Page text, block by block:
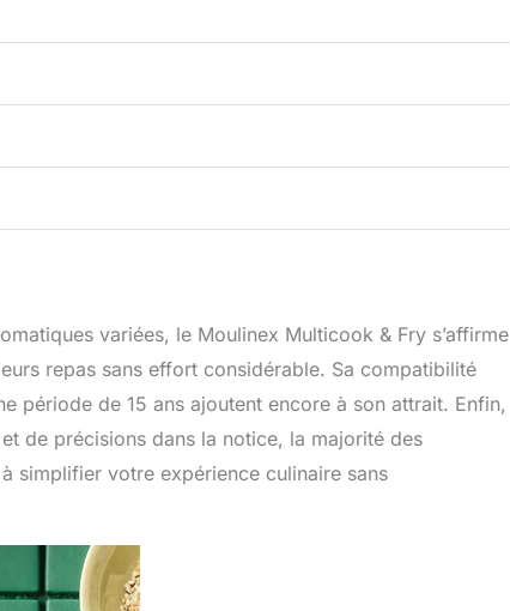
variées, le Moulinex Multicook & Fry s’affirme
repas sans effort considérable. Sa compatibilité
période de 15 ans ajoutent encore à son attrait. Enfin,
de précisions dans la notice, la majorité des
simplifier votre expérience culinaire sans